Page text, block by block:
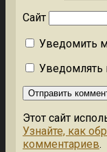
Сайт
Уведомить
Уведомлять
Этот сайт
Узнайте, как
комментариев.